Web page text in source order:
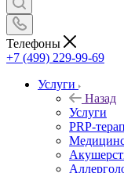
Телефоны
+7 (499) 229-99-69
Услуги
Назад
Услуги
PRP-